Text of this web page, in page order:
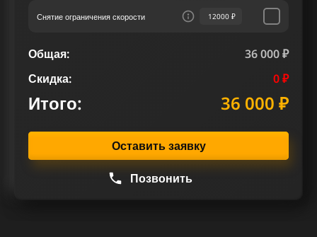
Снятие ограничения скорости 12000 ₽
Общая:
36 000 ₽
Скидка:
0 ₽
Итого: 36 000 ₽
Оставить заявку
Позвонить